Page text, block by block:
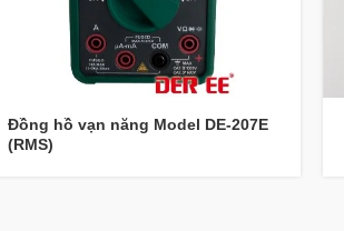
Đồng hồ vạn năng Model DE-207E
(RMS)